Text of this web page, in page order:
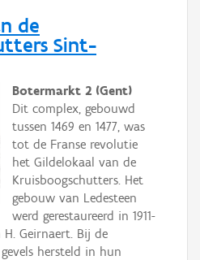
de
Sint-
Botermarkt 2 (Gent)
Dit complex, gebouwd
tussen 1469 en 1477, was
tot de Franse revolutie
het Gildelokaal van de
Kruisboogschutters. Het
gebouw van Ledesteen
werd gerestaureerd in 1911-
Geirnaert. Bij de
hersteld in hun